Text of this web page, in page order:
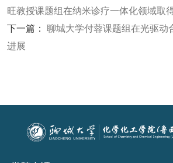
旺教授课题组在纳米诊疗一体化领域取
下一篇： 聊城大学付蓉课题组在光驱动
进展